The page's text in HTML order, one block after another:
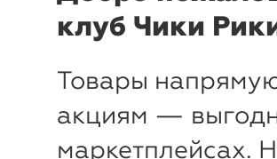
клуб Чики
Товары
акциям —
маркетплейсах.